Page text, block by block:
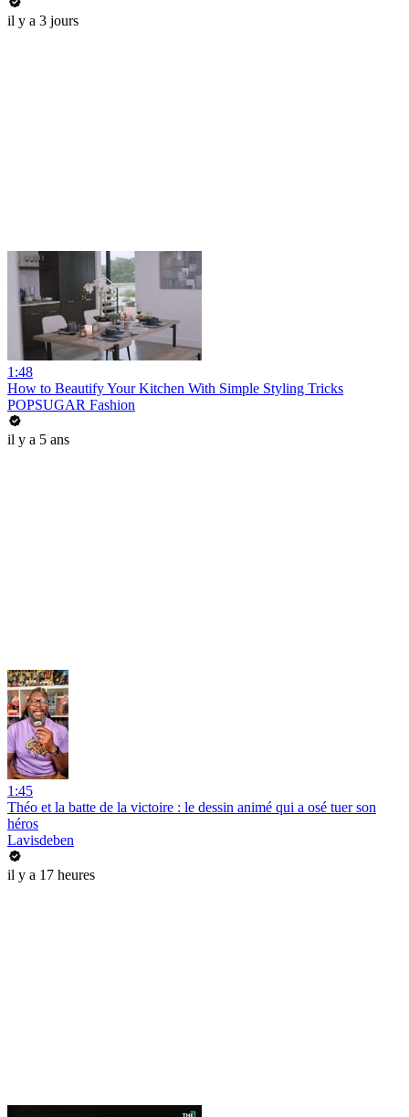
il y a 3 jours
1:48
How to Beautify Your Kitchen With Simple Styling Tricks
POPSUGAR Fashion
il y a 5 ans
1:45
Théo et la batte de la victoire : le dessin animé qui a osé tuer son
héros
Lavisdeben
il y a 17 heures